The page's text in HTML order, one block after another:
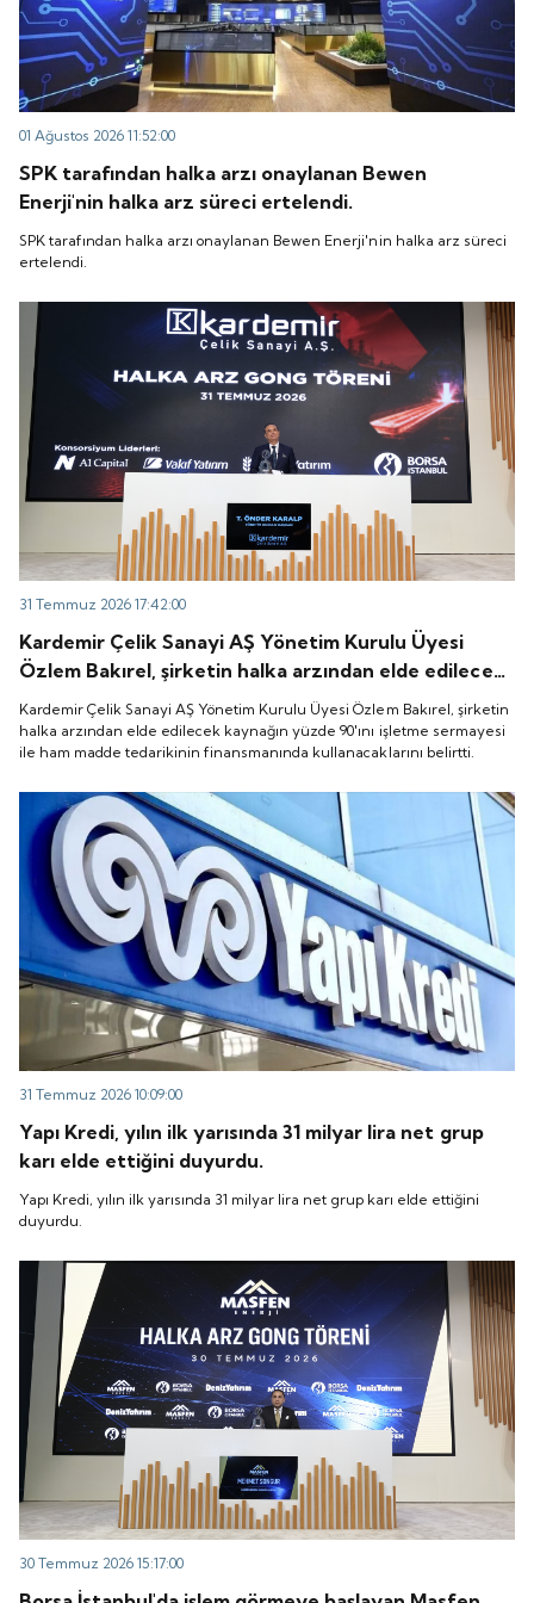
01 Ağustos 2026 11:52:00
SPK tarafından halka arzı onaylanan Bewen
Enerji'nin halka arz süreci ertelendi.
SPK tarafından halka arzı onaylanan Bewen Enerji'nin halka arz süreci
ertelendi.
31 Temmuz 2026 17:42:00
Kardemir Çelik Sanayi AŞ Yönetim Kurulu Üyesi
Özlem Bakırel, şirketin halka arzından elde edilecek
kaynağın yüzde 90'ını işletme sermayesi ile ham
madde tedarikinin finansmanında kullanacaklarını
belirtti.
Kardemir Çelik Sanayi AŞ Yönetim Kurulu Üyesi Özlem Bakırel, şirketin
halka arzından elde edilecek kaynağın yüzde 90'ını işletme sermayesi
ile ham madde tedarikinin finansmanında kullanacaklarını belirtti.
31 Temmuz 2026 10:09:00
Yapı Kredi, yılın ilk yarısında 31 milyar lira net grup
karı elde ettiğini duyurdu.
Yapı Kredi, yılın ilk yarısında 31 milyar lira net grup karı elde ettiğini
duyurdu.
30 Temmuz 2026 15:17:00